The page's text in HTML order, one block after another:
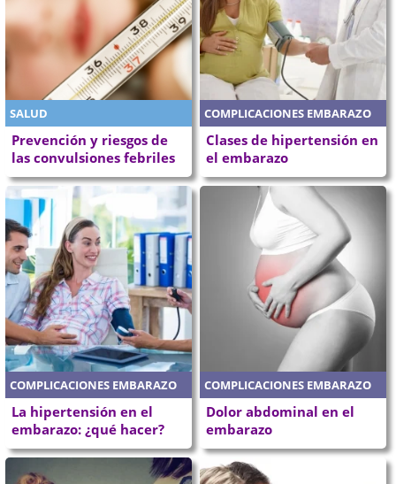
SALUD
Prevención y riesgos de
las convulsiones febriles
COMPLICACIONES EMBARAZO
Clases de hipertensión en
el embarazo
COMPLICACIONES EMBARAZO
La hipertensión en el
embarazo: ¿qué hacer?
COMPLICACIONES EMBARAZO
Dolor abdominal en el
embarazo